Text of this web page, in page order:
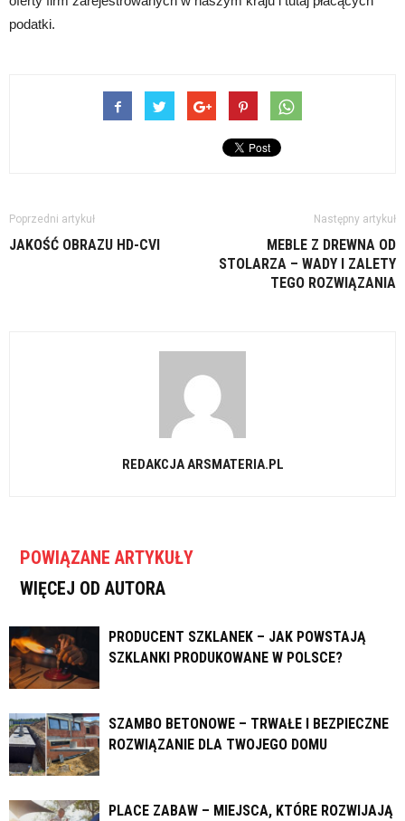
podatki.
Poprzedni artykuł
JAKOŚĆ OBRAZU HD-CVI
Następny artykuł
MEBLE Z DREWNA OD
STOLARZA – WADY I ZALETY
TEGO ROZWIĄZANIA
REDAKCJA ARSMATERIA.PL
POWIĄZANE ARTYKUŁY
WIĘCEJ OD AUTORA
PRODUCENT SZKLANEK – JAK POWSTAJĄ
SZKLANKI PRODUKOWANE W POLSCE?
SZAMBO BETONOWE – TRWAŁE I BEZPIECZNE
ROZWIĄZANIE DLA TWOJEGO DOMU
PLACE ZABAW – MIEJSCA, KTÓRE ROZWIJAJĄ